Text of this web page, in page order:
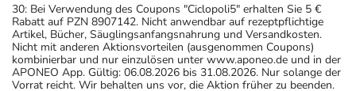
30: Bei Verwendung des Coupons "Ciclopoli5" erhalten Sie 5 €
Rabatt auf PZN 8907142. Nicht anwendbar auf rezeptpflichtige
Artikel, Bücher, Säuglingsanfangsnahrung und Versandkosten.
Nicht mit anderen Aktionsvorteilen (ausgenommen Coupons)
kombinierbar und nur einzulösen unter www.aponeo.de und in der
APONEO App. Gültig: 06.08.2026 bis 31.08.2026. Nur solange der
Vorrat reicht. Wir behalten uns vor, die Aktion früher zu beenden.